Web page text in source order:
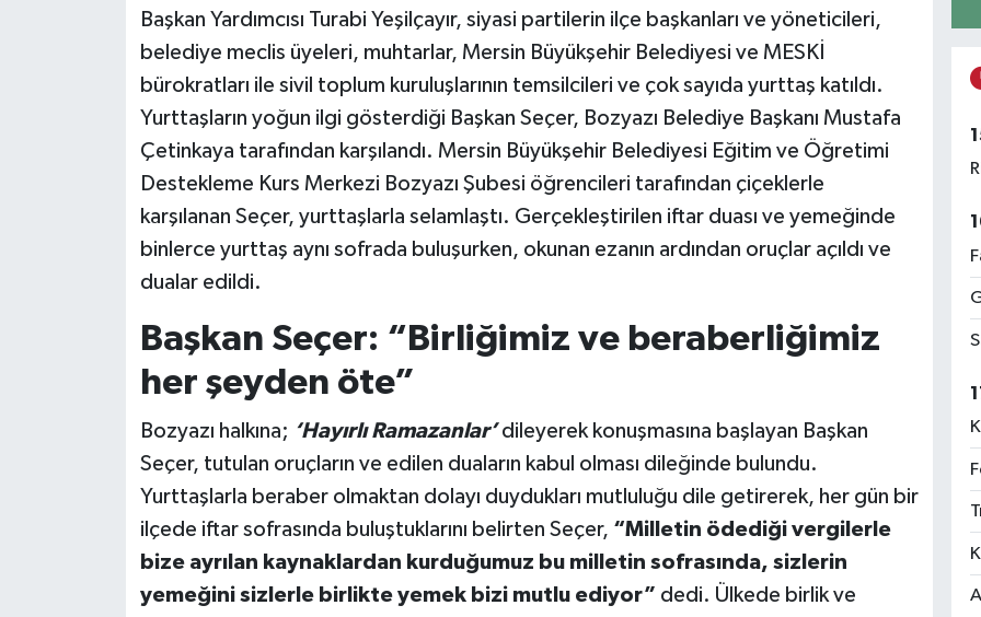
Başkan Yardımcısı Turabi Yeşilçayır, siyasi partilerin ilçe başkanları ve yöneticileri,
belediye meclis üyeleri, muhtarlar, Mersin Büyükşehir Belediyesi ve MESKİ
bürokratları ile sivil toplum kuruluşlarının temsilcileri ve çok sayıda yurttaş katıldı.
Yurttaşların yoğun ilgi gösterdiği Başkan Seçer, Bozyazı Belediye Başkanı Mustafa
Çetinkaya tarafından karşılandı. Mersin Büyükşehir Belediyesi Eğitim ve Öğretimi
Destekleme Kurs Merkezi Bozyazı Şubesi öğrencileri tarafından çiçeklerle
karşılanan Seçer, yurttaşlarla selamlaştı. Gerçekleştirilen iftar duası ve yemeğinde
binlerce yurttaş aynı sofrada buluşurken, okunan ezanın ardından oruçlar açıldı ve
dualar edildi.
Başkan Seçer: “Birliğimiz ve beraberliğimiz
her şeyden öte”
Bozyazı halkına; ‘Hayırlı Ramazanlar’ dileyerek konuşmasına başlayan Başkan
Seçer, tutulan oruçların ve edilen duaların kabul olması dileğinde bulundu.
Yurttaşlarla beraber olmaktan dolayı duydukları mutluluğu dile getirerek, her gün bir
ilçede iftar sofrasında buluştuklarını belirten Seçer, “Milletin ödediği vergilerle
bize ayrılan kaynaklardan kurduğumuz bu milletin sofrasında, sizlerin
yemeğini sizlerle birlikte yemek bizi mutlu ediyor” dedi. Ülkede birlik ve